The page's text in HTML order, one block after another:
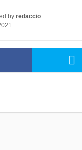
by redaccio